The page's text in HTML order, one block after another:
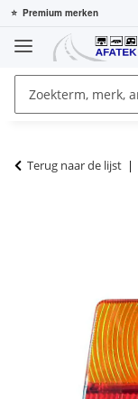
⭐ Premium merken
Terug naar de lijst